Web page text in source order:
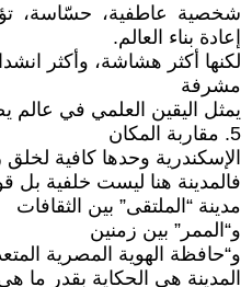
شخصية عاطفية، حسّاسة،
إعادة بناء العالم.
لكنها أكثر هشاشة، وأكثر
مشرفة
يمثل اليقين العلمي في عالم
5. مقاربة المكان
الإسكندرية وحدها كافية لخلق
فالمدينة هنا ليست خلفية بل
مدينة “الملتقى” بين الثقافات
و“الممر” بين زمنين
و“حافظة الهوية المصرية
المدينة هي الحكاية بقدر ما